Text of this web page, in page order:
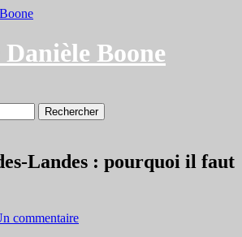
Boone
Landes : pourquoi il faut
commentaire